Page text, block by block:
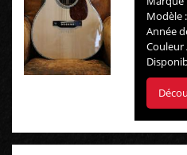
Modèle
Année
Couleur